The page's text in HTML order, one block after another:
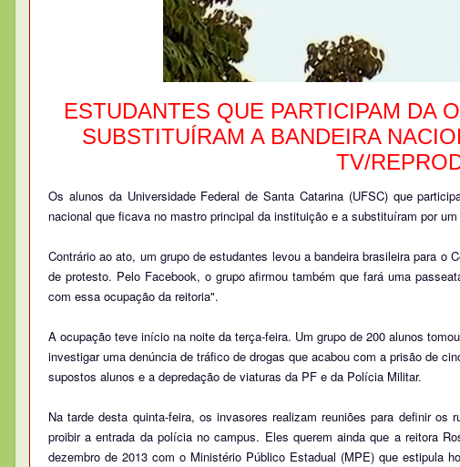
ESTUDANTES QUE PARTICIPAM DA
SUBSTITUÍRAM A BANDEIRA
TV/
Os alunos da Universidade Federal de Santa Catarina (UFSC) que
nacional que ficava no mastro principal da instituição e a substituíram por
Contrário ao ato, um grupo de estudantes levou a bandeira brasileira para
de protesto. Pelo Facebook, o grupo afirmou também que fará uma
com essa ocupação da reitoria".
A ocupação teve início na noite da terça-feira. Um grupo de 200 alunos
investigar uma denúncia de tráfico de drogas que acabou com a prisão de
supostos alunos e a depredação de viaturas da PF e da Polícia Militar.
Na tarde desta quinta-feira, os invasores realizam reuniões para definir
proibir a entrada da polícia no campus. Eles querem ainda que a reitora
dezembro de 2013 com o Ministério Público Estadual (MPE) que estipula